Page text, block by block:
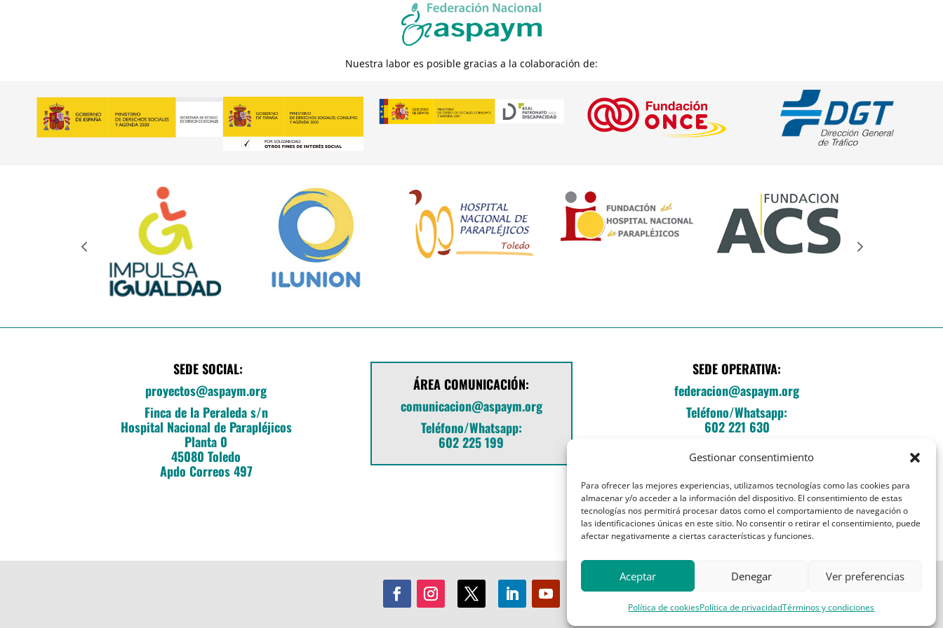
Gestionar consentimiento
Para ofrecer las mejores experiencias, utilizamos tecnologías como las cookies para
almacenar y/o acceder a la información del dispositivo. El consentimiento de estas
tecnologías nos permitirá procesar datos como el comportamiento de navegación o
las identificaciones únicas en este sitio. No consentir o retirar el consentimiento, puede
afectar negativamente a ciertas características y funciones.
Aceptar Denegar Ver preferencias
Política de cookiesPolítica de privacidadTérminos y condiciones
Nuestra labor es posible gracias a la colaboración de:
SEDE SOCIAL:
proyectos@aspaym.org
Finca de la Peraleda s/n
Hospital Nacional de Parapléjicos
Planta 0
45080 Toledo
Apdo Correos 497
ÁREA COMUNICACIÓN:
comunicacion@aspaym.org
Teléfono/Whatsapp:
602 225 199
SEDE OPERATIVA:
federacion@aspaym.org
Teléfono/Whatsapp:
602 221 630
C/Fray Luis de León, 14, local E
Entrada esq. Sebastián Herrera
28012 Madrid